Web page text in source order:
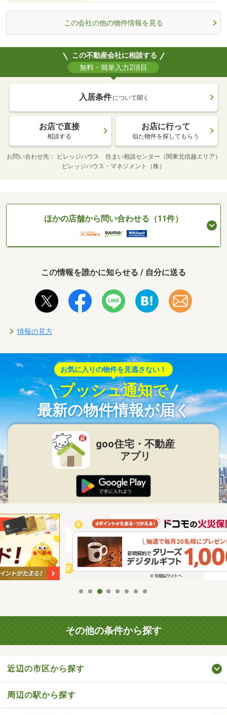
この会社の他の物件情報を見る
この不動産会社に相談する
無料・簡単入力2項目
入居条件 について聞く
お店で直接
相談する
お店に行って
似た物件を探してもらう
お問い合わせ先
ビレッジハウス 住まい相談センター（関東北信越エリア）
ビレッジハウス・マネジメント（株）
ほかの店舗から問い合わせる（11件）
この情報を誰かに知らせる / 自分に送る
情報の見方
お気に入りの物件を見逃さない！
プッシュ通知で
最新の物件情報が届く
goo住宅・不動産
アプリ
その他の条件から探す
近辺の市区から探す
周辺の駅から探す